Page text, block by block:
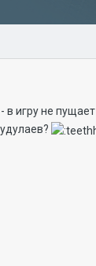
в игру не пущает